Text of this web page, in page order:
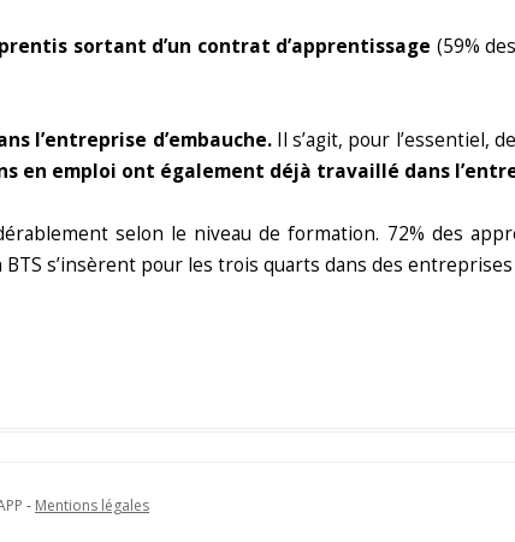
sortant d’un contrat d’apprentissage (59%
l’entreprise d’embauche.Il s’agit, pour l’essentiel,
en emploi ont également déjà travaillé dans
selon le niveau de formation. 72% des
s’insèrent pour les trois quarts dans des
- Mentions légales